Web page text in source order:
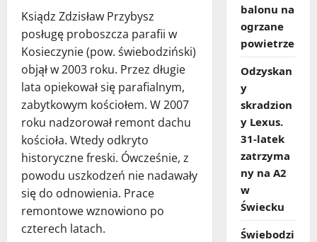
Ksiądz Zdzisław Przybysz
posługę proboszcza parafii w
Kosieczynie (pow. świebodziński)
objął w 2003 roku. Przez długie
lata opiekował się parafialnym,
zabytkowym kościołem. W 2007
roku nadzorował remont dachu
kościoła. Wtedy odkryto
historyczne freski. Ówcześnie, z
powodu uszkodzeń nie nadawały
się do odnowienia. Prace
remontowe wznowiono po
czterech latach.
balonu na
ogrzane
powietrze
Odzyskan
y
skradzion
y Lexus.
31‑latek
zatrzyma
ny na A2
w
Świecku
Świebodzi